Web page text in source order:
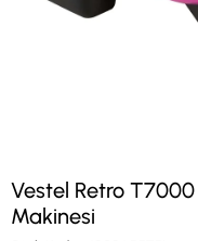
Vestel Retro
Makinesi